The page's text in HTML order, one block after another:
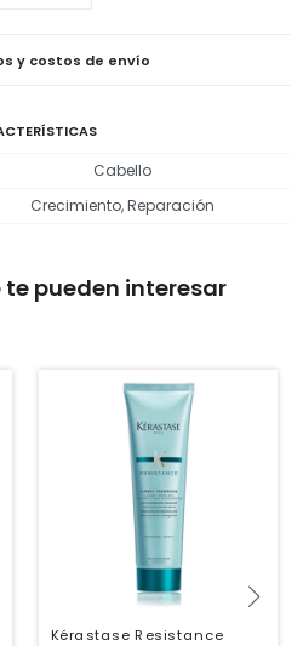
y costos de envío
Cabello
Crecimiento, Reparación
pueden interesar
Kérastase Resistance